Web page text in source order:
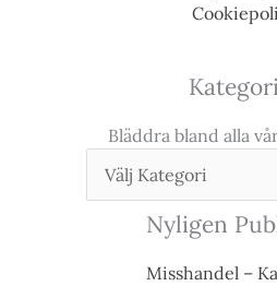
Bläddra bland alla
Nyligen
Misshandel –